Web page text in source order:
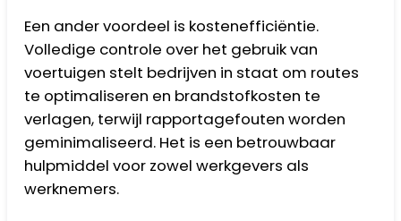
Een ander voordeel is kostenefficiëntie.
Volledige controle over het gebruik van
voertuigen stelt bedrijven in staat om routes
te optimaliseren en brandstofkosten te
verlagen, terwijl rapportagefouten worden
geminimaliseerd. Het is een betrouwbaar
hulpmiddel voor zowel werkgevers als
werknemers.